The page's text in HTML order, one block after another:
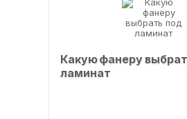
Какую фанеру
ламинат